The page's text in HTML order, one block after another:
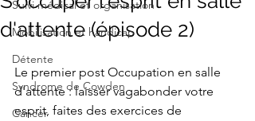
Suivi médical et organisation
Mobilisation et handicap
Détente
Syndrome de Cowden
Cancer
d'attente (épisode 2)
Le premier post Occupation en salle
d'attente : laisser vagabonder votre
esprit, faites des exercices de